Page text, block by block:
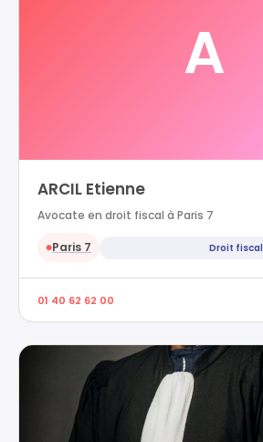
A
ARCIL Etienne
Avocate en droit fiscal à Paris 7
●Paris 7 Droit fiscal
01 40 62 62 00